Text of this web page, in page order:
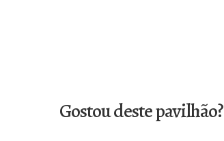
Gostou deste pavilhão?